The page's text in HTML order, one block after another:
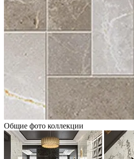
Общие фото коллекции